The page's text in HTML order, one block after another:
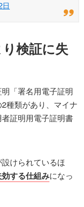
日
検証に失
「署名用電子証明
種類があり、マイナ
証明用電子証明書
けられているほ
する仕組みになっ